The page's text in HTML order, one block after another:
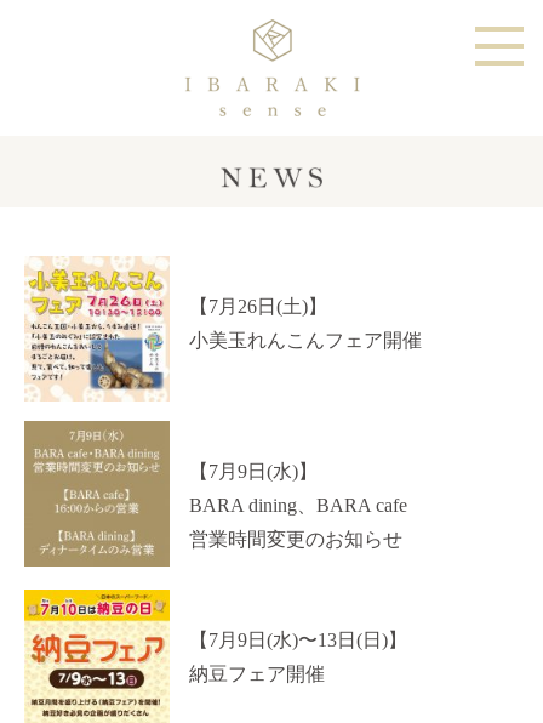
【7月26日(土)】
小美玉れんこんフェア開催
【7月9日(水)】
BARA dining、BARA cafe
営業時間変更のお知らせ
【7月9日(水)〜13日(日)】
納豆フェア開催